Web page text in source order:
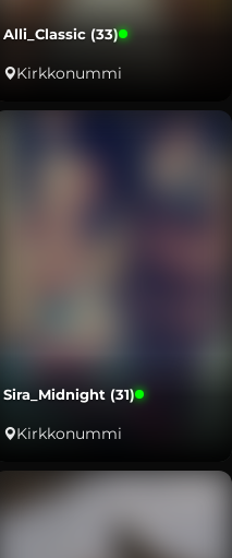
Alli_Classic (33)
Kirkkonummi
Sira_Midnight (31)
Kirkkonummi